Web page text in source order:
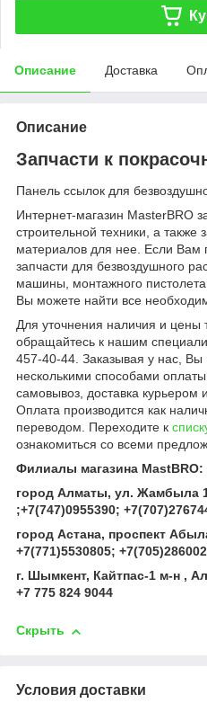
Описание Доставка
Описание
Запчасти к
Панель ссылок для
Интернет-магазин MasterBRO
строительной техники, а также
материалов для нее. Если Вам
запчасти для безвоздушного
машины, монтажного
Вы можете найти все
Для уточнения наличия и цены
обращайтесь к нашим
457-40-44. Заказывая у нас, Вы
несколькими способами
самовывоз, доставка курьером
Оплата производится как
переводом. Переходите к
ознакомиться со всеми
Филиалы магазина MastBRO:
город Алматы, ул. Жамбыла
;+7(747)0955390;
город Астана, проспект
+7(771)5530805;
г. Шымкент, Кайтпас-1 м-н ,
+7 775 824 9044
Скрыть
Условия доставки